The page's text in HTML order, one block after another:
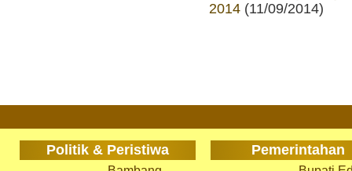
2014 (11/09/2014)
Politik & Peristiwa Pemerintahan